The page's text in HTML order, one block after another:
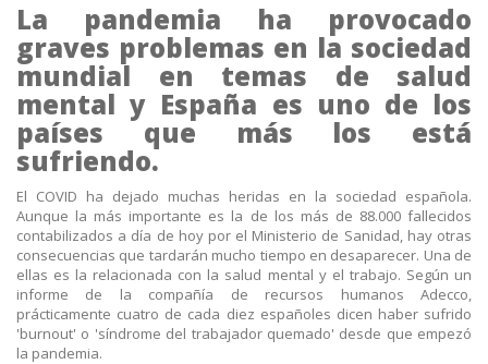
La pandemia ha provocado
graves problemas en la sociedad
mundial en temas de salud
mental y España es uno de los
países que más los está
sufriendo.
El COVID ha dejado muchas heridas en la sociedad española.
Aunque la más importante es la de los más de 88.000 fallecidos
contabilizados a día de hoy por el Ministerio de Sanidad, hay otras
consecuencias que tardarán mucho tiempo en desaparecer. Una de
ellas es la relacionada con la salud mental y el trabajo. Según un
informe de la compañía de recursos humanos Adecco,
prácticamente cuatro de cada diez españoles dicen haber sufrido
'burnout' o 'síndrome del trabajador quemado' desde que empezó
la pandemia.